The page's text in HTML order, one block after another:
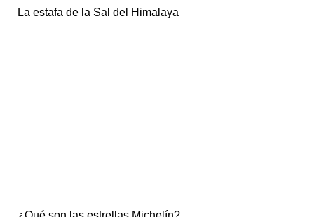
La estafa de la Sal del Himalaya